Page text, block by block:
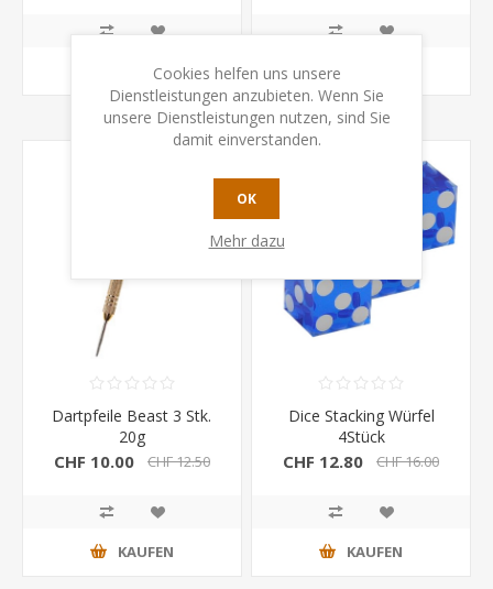
KAUFEN
Dartpfeile Beast 3 Stk.
20g
CHF 10.00 CHF 12.50
KAUFEN
Dice Stacking Würfel
4Stück
CHF 12.80 CHF 16.00
KAUFEN
Cookies helfen uns unsere
Dienstleistungen anzubieten. Wenn Sie
unsere Dienstleistungen nutzen, sind Sie
damit einverstanden.
OK
Mehr dazu